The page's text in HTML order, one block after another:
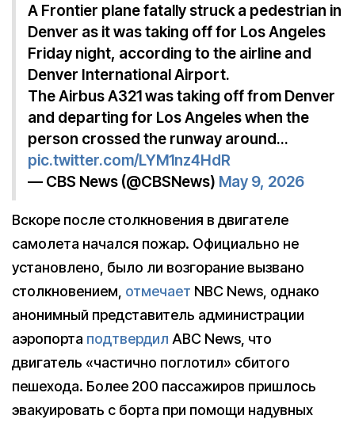
A Frontier plane fatally struck a pedestrian in
Denver as it was taking off for Los Angeles
Friday night, according to the airline and
Denver International Airport.
The Airbus A321 was taking off from Denver
and departing for Los Angeles when the
person crossed the runway around…
pic.twitter.com/LYM1nz4HdR
— CBS News (@CBSNews) May 9, 2026
Вскоре после столкновения в двигателе
самолета начался пожар. Официально не
установлено, было ли возгорание вызвано
столкновением, отмечает NBC News, однако
анонимный представитель администрации
аэропорта подтвердил ABC News, что
двигатель «частично поглотил» сбитого
пешехода. Более 200 пассажиров пришлось
эвакуировать с борта при помощи надувных